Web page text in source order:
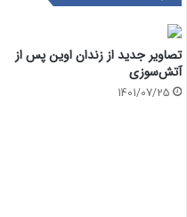
تصاویر جدید از زندان اوین پس از
آتش‌سوزی
1401/07/25